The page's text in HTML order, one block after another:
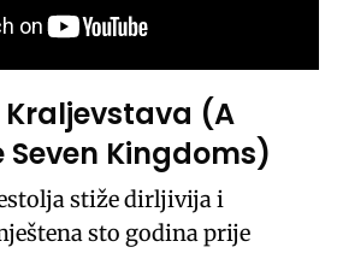
Kraljevstava (A
Kingdoms)
stiže dirljivija i
sto godina prije